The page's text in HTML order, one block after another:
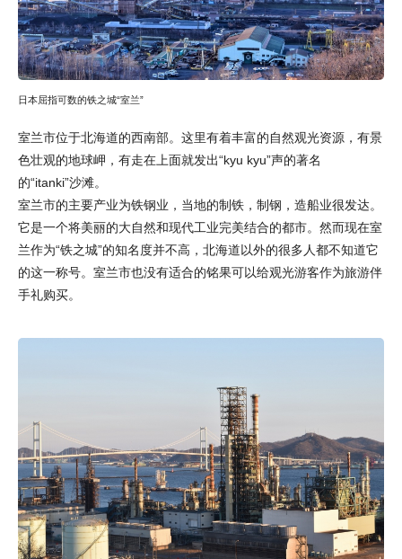
日本屈指可数的铁之城“室兰”
室兰市位于北海道的西南部。这里有着丰富的自然观光资源，有景
色壮观的地球岬，有走在上面就发出“kyu kyu”声的著名
的“itanki”沙滩。
室兰市的主要产业为铁钢业，当地的制铁，制钢，造船业很发达。
它是一个将美丽的大自然和现代工业完美结合的都市。然而现在室
兰作为“铁之城”的知名度并不高，北海道以外的很多人都不知道它
的这一称号。室兰市也没有适合的铭果可以给观光游客作为旅游伴
手礼购买。